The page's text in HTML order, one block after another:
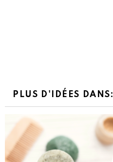
PLUS D'IDÉES DANS: